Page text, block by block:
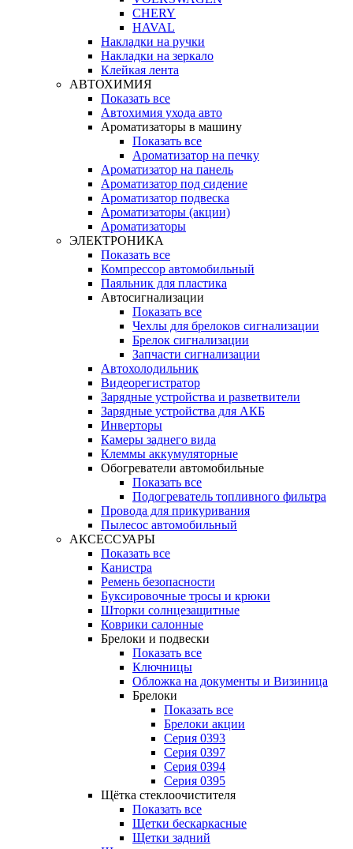
CHERY
HAVAL
Накладки на ручки
Накладки на зеркало
Клейкая лента
АВТОХИМИЯ
Показать все
Автохимия ухода авто
Ароматизаторы в машину
Показать все
Ароматизатор на печку
Ароматизатор на панель
Ароматизатор под сидение
Ароматизатор подвеска
Ароматизаторы (акции)
Ароматизаторы
ЭЛЕКТРОНИКА
Показать все
Компрессор автомобильный
Паяльник для пластика
Автосигнализации
Показать все
Чехлы для брелоков сигнализации
Брелок сигнализации
Запчасти сигнализации
Автохолодильник
Видеорегистратор
Зарядные устройства и разветвители
Зарядные устройства для АКБ
Инверторы
Камеры заднего вида
Клеммы аккумуляторные
Обогреватели автомобильные
Показать все
Подогреватель топливного фильтра
Провода для прикуривания
Пылесос автомобильный
АКСЕССУАРЫ
Показать все
Канистра
Ремень безопасности
Буксировочные тросы и крюки
Шторки солнцезащитные
Коврики салонные
Брелоки и подвески
Показать все
Ключницы
Обложка на документы и Визиница
Брелоки
Показать все
Брелоки акции
Серия 0393
Серия 0397
Серия 0394
Серия 0395
Щётка стеклоочистителя
Показать все
Щетки бескаркасные
Щетки задний